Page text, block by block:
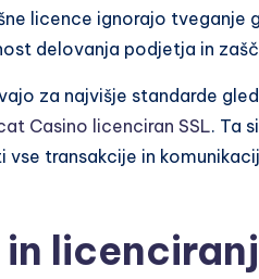
licence ignorajo tveganje
delovanja podjetja in
za najvišje standarde
Casino licenciran SSL. Ta
transakcije in